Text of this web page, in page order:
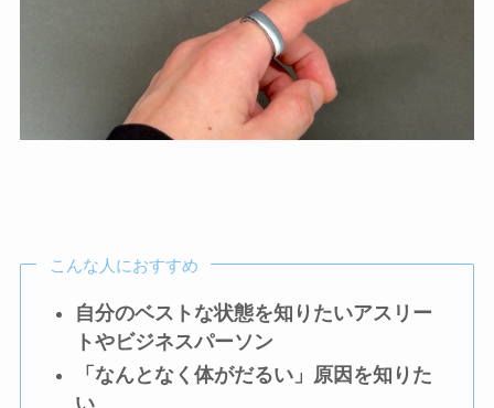
こんな人におすすめ
自分のベストな状態を知りたいアスリー
トやビジネスパーソン
「なんとなく体がだるい」原因を知りた